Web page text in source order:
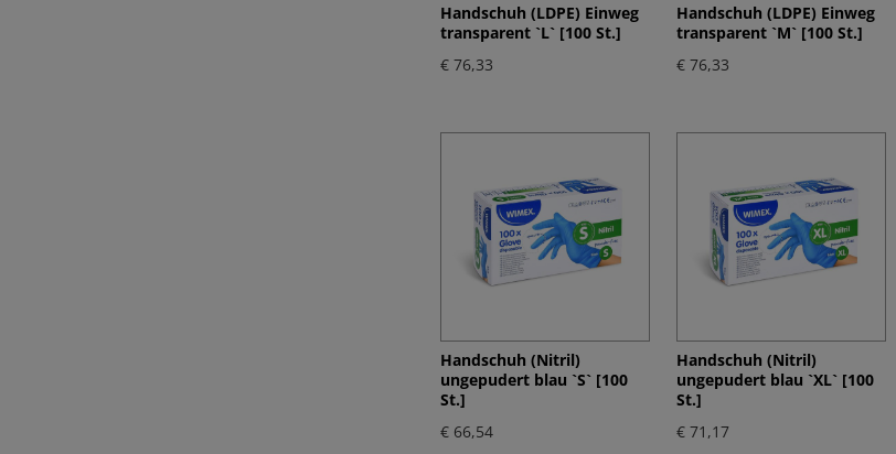
Handschuh (LDPE) Einweg
transparent `L` [100 St.]
€ 76,33
Handschuh (LDPE) Einweg
transparent `M` [100 St.]
€ 76,33
Handschuh (Nitril)
ungepudert blau `S` [100
St.]
€ 66,54
Handschuh (Nitril)
ungepudert blau `XL` [100
St.]
€ 71,17